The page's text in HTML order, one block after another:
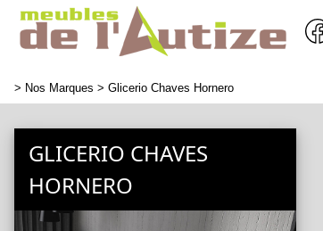
> Nos Marques > Glicerio Chaves Hornero
GLICERIO CHAVES
HORNERO